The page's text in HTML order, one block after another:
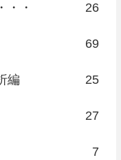
・・ 26
69
編 25
27
7